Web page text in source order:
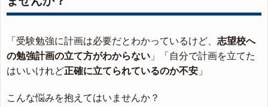
「受験勉強に計画は必要だとわかっているけど、 志望校へ
の勉強計画の立て方がわからない 」「自分で計画を立てた
はいいけれど正確に立てられているのか不安 」
こんな悩みを抱えてはいませんか？